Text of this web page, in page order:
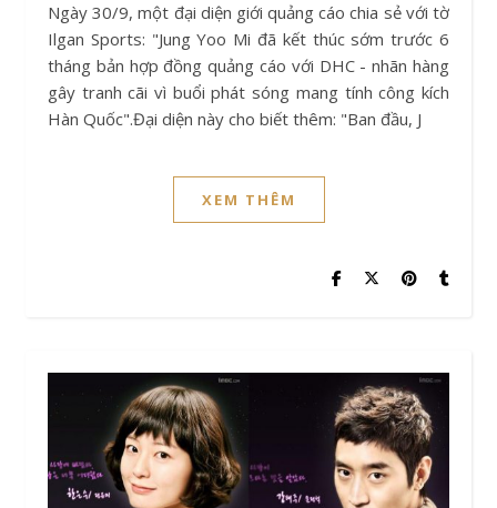
Ngày 30/9, một đại diện giới quảng cáo chia sẻ với tờ
Ilgan Sports: "Jung Yoo Mi đã kết thúc sớm trước 6
tháng bản hợp đồng quảng cáo với DHC - nhãn hàng
gây tranh cãi vì buổi phát sóng mang tính công kích
Hàn Quốc".Đại diện này cho biết thêm: "Ban đầu, J
XEM THÊM